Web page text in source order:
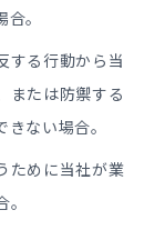
。
する行動から当
または防禦する
ない場合。
ために当社が業